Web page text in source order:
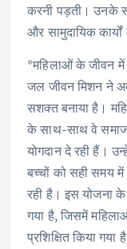
करनी पड़ती। उनके
और सामुदायिक
*महिलाओं के जीवन
जल जीवन मिशन ने
सशक्त बनाया है।
के साथ-साथ वे समाज
योगदान दे रही हैं।
बच्चों को सही समय
रही है। इस योजना
गया है, जिसमें
प्रशिक्षित किया